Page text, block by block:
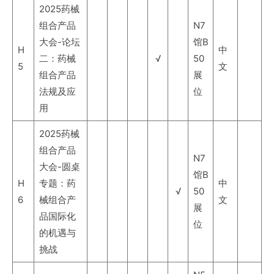
H
5
2025药械
组合产品
大会-论坛
二：药械
组合产品
法规及应
用
√
N7
馆B
50
展
位
中
文
H
6
2025药械
组合产品
大会-圆桌
专题：药
械组合产
品国际化
的机遇与
挑战
√
N7
馆B
50
展
位
中
文